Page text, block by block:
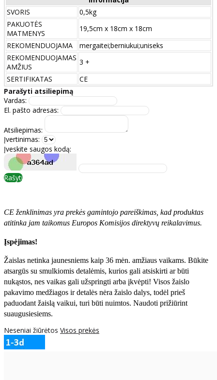
SVORIS
0,5kg
PAKUOTĖS
MATMENYS
19,5cm x 18cm x 18cm
REKOMENDUOJAMA
mergaitei;berniukui;uniseks
REKOMENDUOJAMAS
AMŽIUS
3 +
SERTIFIKATAS
CE
Parašyti atsiliepimą
Vardas:
El. pašto adresas:
Atsiliepimas:
Įvertinimas:
Įveskite saugos kodą:
Rašyti
CE ženklinimas yra prekės gamintojo pareiškimas, kad produktas
atitinka jam taikomus Europos Komisijos direktyvų reikalavimus.
Įspėjimas!
Žaislas netinka jaunesniems kaip 36 mėn. amžiaus vaikams. Būkite
atsargūs su smulkiomis detalėmis, kurios gali atsiskirti ar būti
nukąstos, nes vaikas gali užspringti arba įkvėpti! Visos žaislо
pakavimo medžiagos ir detalės nėra žaislo dalys, todėl prieš
paduodant žaislą vaikui, turi būti nuimtos. Naudoti prižiūrint
suaugusiesiems.
Neseniai žiūrėtos Visos prekės